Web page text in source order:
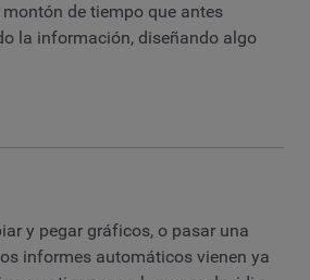
de tiempo que antes
la información, diseñando algo
y pegar gráficos, o pasar una
informes automáticos vienen ya